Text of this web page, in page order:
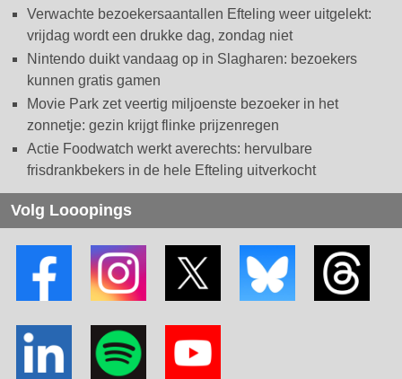
Verwachte bezoekersaantallen Efteling weer uitgelekt:
vrijdag wordt een drukke dag, zondag niet
Nintendo duikt vandaag op in Slagharen: bezoekers
kunnen gratis gamen
Movie Park zet veertig miljoenste bezoeker in het
zonnetje: gezin krijgt flinke prijzenregen
Actie Foodwatch werkt averechts: hervulbare
frisdrankbekers in de hele Efteling uitverkocht
Volg Looopings